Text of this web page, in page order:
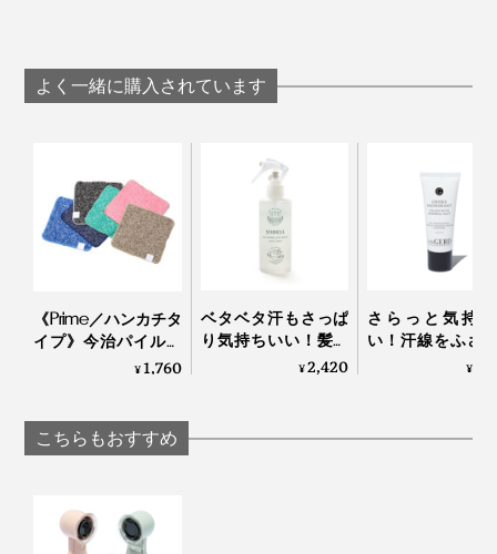
使用後に一時的にプレートが熱くなることがありま
すが、製品の特性によるもので異常ではありませ
冷却プレート機能をONにした状態で、同一部位に30
分以上使用しないでください。低温やけどを引き起
こすおそれがあります。
着脱時は必ず電源をOFFにしてください。
長髪の方は髪を束ねてお使いください。吸排気口に
巻き込まれる恐れがあります。
髪や衣類で吸排気口をふさがないようご注意くださ
強い衝撃を与えたり、投げたり、振ったりしないで
ください。
よく一緒に購入されています
《Prime／ハンカチタ
イプ》今治パイルと
冷感生地のハイブリ
¥1,760
ベタベタ汗もさっぱ
り気持ちいい！髪も
顔も体も、スプレー
¥2,420
さらっと気持
い！汗線をふさ
細菌の繁殖を抑
¥
こちらもおすすめ